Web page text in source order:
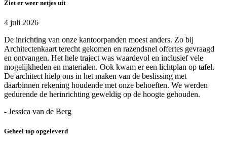
Ziet er weer netjes uit
4 juli 2026
De inrichting van onze kantoorpanden moest anders. Zo bij
Architectenkaart terecht gekomen en razendsnel offertes gevraagd
en ontvangen. Het hele traject was waardevol en inclusief vele
mogelijkheden en materialen. Ook kwam er een lichtplan op tafel.
De architect hielp ons in het maken van de beslissing met
daarbinnen rekening houdende met onze behoeften. We werden
gedurende de herinrichting geweldig op de hoogte gehouden.
- Jessica van de Berg
Geheel top opgeleverd